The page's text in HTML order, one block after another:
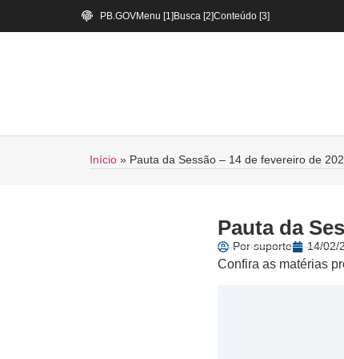
PB.GOVMenu [1] Busca [2]Conteúdo [3]
Início » Pauta da Sessão – 14 de fevereiro de
Pauta da
Porsuporte 14/02/
Confira as matérias